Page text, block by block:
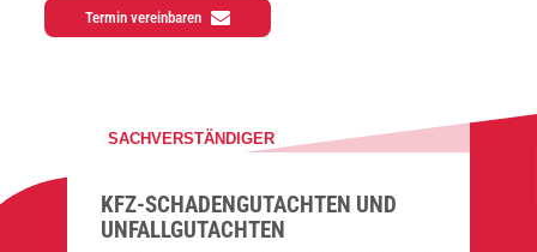
Termin vereinbaren
SACHVERSTÄNDIGER
KFZ-SCHA­DEN­GUT­ACH­TEN UND
UNFALL­GUT­ACH­TEN